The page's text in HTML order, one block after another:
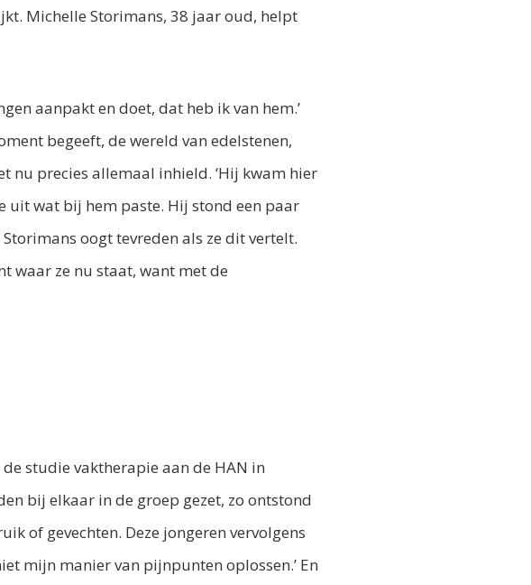
Michelle Storimans, 38 jaar oud, helpt
aanpakt en doet, dat heb ik van hem.’
begeeft, de wereld van edelstenen,
nu precies allemaal inhield. ‘Hij kwam hier
uit wat bij hem paste. Hij stond een paar
oogt tevreden als ze dit vertelt.
waar ze nu staat, want met de
studie vaktherapie aan de HAN in
bij elkaar in de groep gezet, zo ontstond
of gevechten. Deze jongeren vervolgens
mijn manier van pijnpunten oplossen.’ En